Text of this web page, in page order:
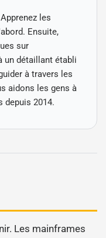
Apprenez les
Ensuite,
sur
un détaillant établi
à travers les
aidons les gens à
depuis 2014.
Les mainframes